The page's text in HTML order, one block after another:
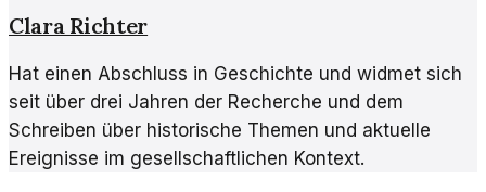
Clara Richter
Hat einen Abschluss in Geschichte und widmet sich
seit über drei Jahren der Recherche und dem
Schreiben über historische Themen und aktuelle
Ereignisse im gesellschaftlichen Kontext.